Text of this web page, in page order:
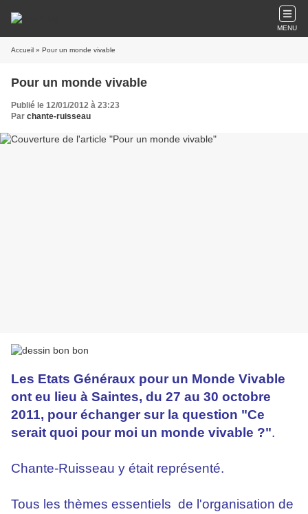
MENU
Accueil » Pour un monde vivable
Pour un monde vivable
Publié le 12/01/2012 à 23:23
Par chante-ruisseau
Les Etats Généraux pour un Monde Vivable
ont eu lieu à Saintes, du 27 au 30 octobre
2011, pour échanger sur la question "Ce
serait quoi pour moi un monde vivable ?".
Chante-Ruisseau y était représenté.
Tous les thèmes essentiels de l'organisation de